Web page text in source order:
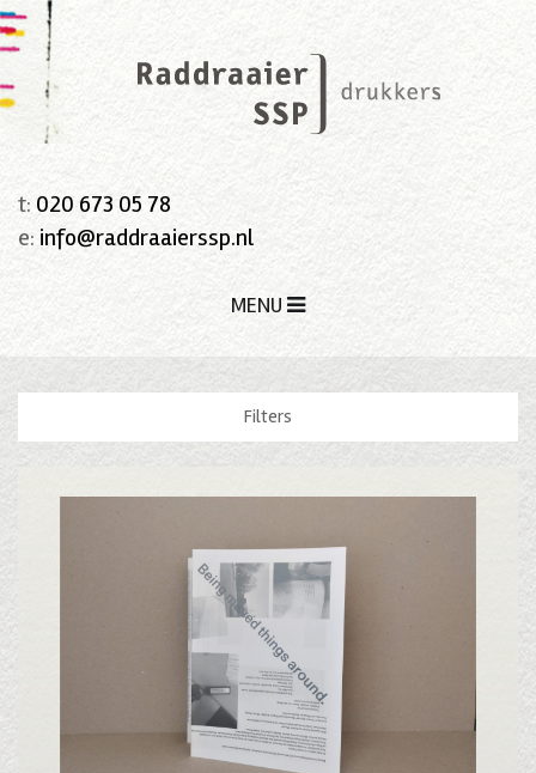
t: 020 673 05 78
e: info@raddraaierssp.nl
MENU
Filters